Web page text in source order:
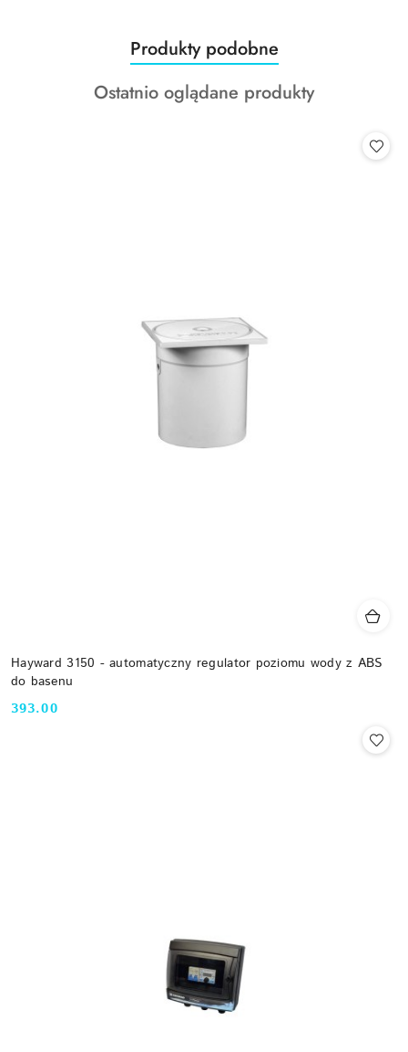
Pomiń karuzelę produktów
Produkty
o
statusie:
Produkty podobne
Produkty
Ostatnio oglądane produkty
Hayward 3150 - automatyczny regulator poziomu wody z ABS
do basenu
Cena:
393.00